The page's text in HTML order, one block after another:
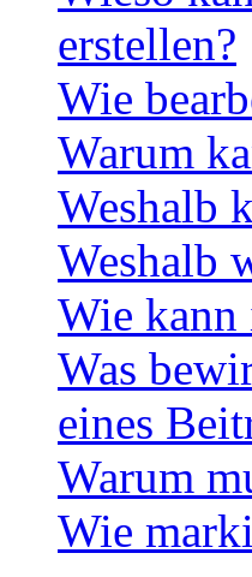
erstellen?
Wie
Warum
Weshalb
Weshalb
Wie kann
Was
eines
Warum
Wie